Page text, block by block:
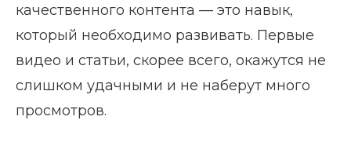
качественного контента — это навык,
который необходимо развивать. Первые
видео и статьи, скорее всего, окажутся не
слишком удачными и не наберут много
просмотров.